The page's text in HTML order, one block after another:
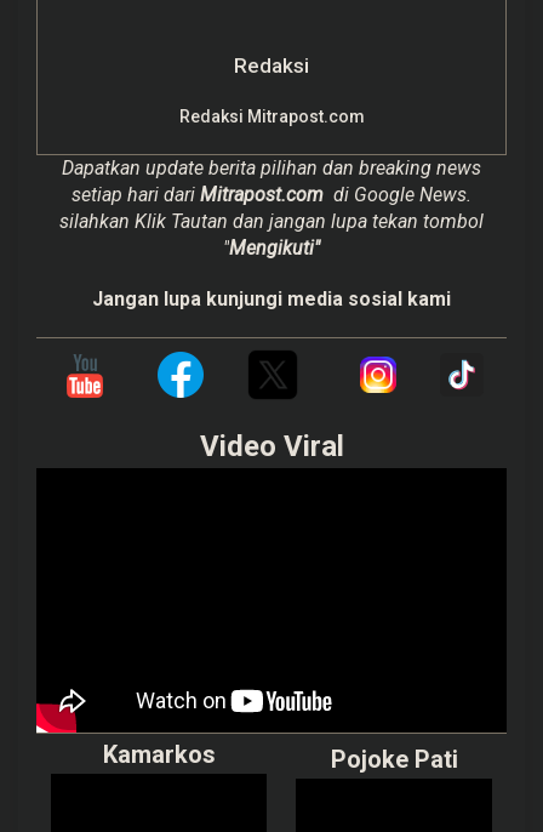
Redaksi
Redaksi Mitrapost.com
Dapatkan update berita pilihan dan breaking news
setiap hari dari Mitrapost.com di Google News.
silahkan Klik Tautan dan jangan lupa tekan tombol
"Mengikuti"
Jangan lupa kunjungi media sosial kami
Video Viral
Kamarkos Pojoke Pati